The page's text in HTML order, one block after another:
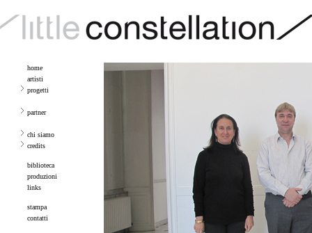
home
artisti
progetti
partner
chi siamo
credits
biblioteca
produzioni
links
stampa
contatti